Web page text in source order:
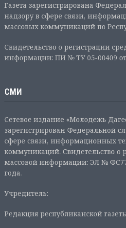
Газета зарегистрирована
надзору в сфере связи,
массовых коммуникаций по
Свидетельство о регистрации
информации: ПИ № ТУ 05-00409 от
СМИ
Сетевое издание «Молодежь
зарегистрирован Федеральной
сфере связи, информационных
коммуникаций. Свидетельство о
массовой информации: ЭЛ №
года.
Учредитель:
Редакция республиканской